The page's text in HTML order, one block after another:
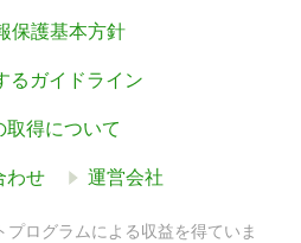
保護基本方針
るガイドライン
得について
わせ 運営会社
ログラムによる収益を得ていま